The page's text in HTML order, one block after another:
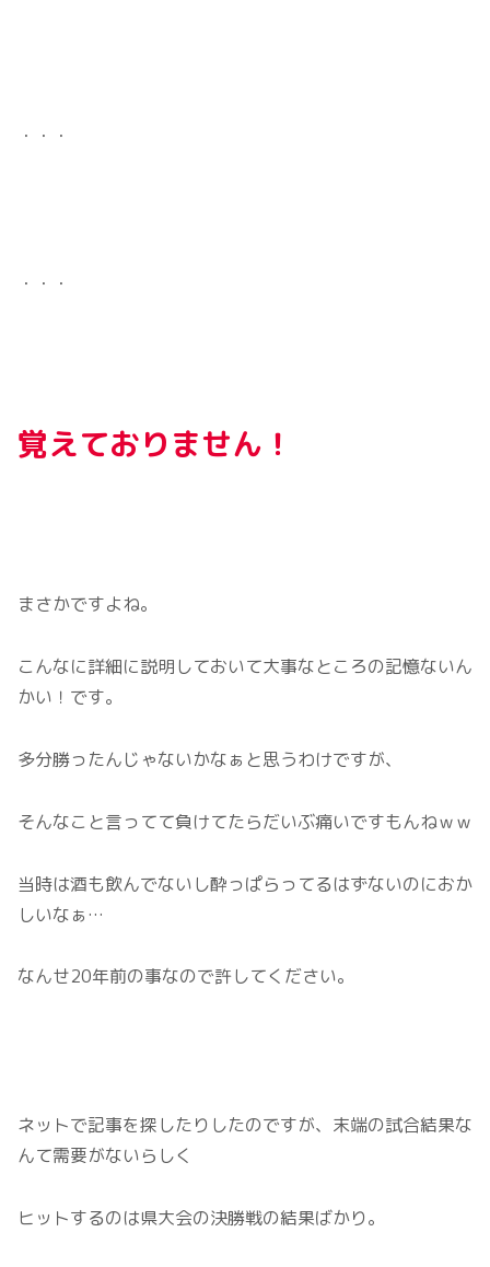
・・・
・・・
覚えておりません！
まさかですよね。
こんなに詳細に説明しておいて大事なところの記憶ないん
かい！です。
多分勝ったんじゃないかなぁと思うわけですが、
そんなこと言ってて負けてたらだいぶ痛いですもんねｗｗ
当時は酒も飲んでないし酔っぱらってるはずないのにおか
しいなぁ…
なんせ20年前の事なので許してください。
ネットで記事を探したりしたのですが、末端の試合結果な
んて需要がないらしく
ヒットするのは県大会の決勝戦の結果ばかり。